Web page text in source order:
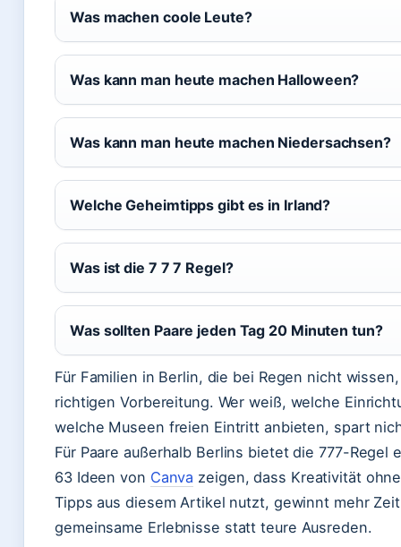
Was machen coole Leute?
Was kann man heute machen Halloween?
Was kann man heute machen Niedersachsen?
Welche Geheimtipps gibt es in Irland?
Was ist die 7 7 7 Regel?
Was sollten Paare jeden Tag 20 Minuten tun?
Für Familien in Berlin, die bei Regen nicht
richtigen Vorbereitung. Wer weiß, welche
welche Museen freien Eintritt anbieten, spart
Für Paare außerhalb Berlins bietet die 777-Regel
63 Ideen von Canva zeigen, dass Kreativität
Tipps aus diesem Artikel nutzt, gewinnt mehr
gemeinsame Erlebnisse statt teure Ausreden.